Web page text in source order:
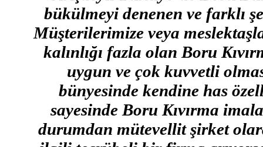
bükülmeyi denenen ve farklı
Müşterilerimize veya
kalınlığı fazla olan Boru
uygun ve çok kuvvetli
bünyesinde kendine has
sayesinde Boru Kıvırma
durumdan mütevellit şirket